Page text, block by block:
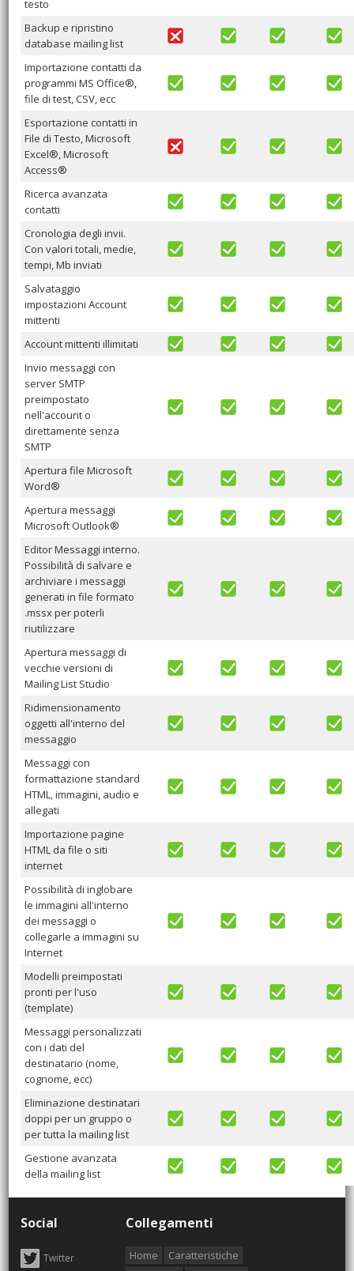
testo
Backup e ripristino
database mailing list
Importazione contatti da
programmi MS Office®,
file di test, CSV, ecc
Esportazione contatti in
File di Testo, Microsoft
Excel®, Microsoft
Access®
Ricerca avanzata
contatti
Cronologia degli invii.
Con valori totali, medie,
tempi, Mb inviati
Salvataggio
impostazioni Account
mittenti
Account mittenti illimitati
Invio messaggi con
server SMTP
preimpostato
nell'account o
direttamente senza
SMTP
Apertura file Microsoft
Word®
Apertura messaggi
Microsoft Outlook®
Editor Messaggi interno.
Possibilità di salvare e
archiviare i messaggi
generati in file formato
.mssx per poterli
riutilizzare
Apertura messaggi di
vecchie versioni di
Mailing List Studio
Ridimensionamento
oggetti all'interno del
messaggio
Messaggi con
formattazione standard
HTML, immagini, audio e
allegati
Importazione pagine
HTML da file o siti
internet
Possibilità di inglobare
le immagini all'interno
dei messaggi o
collegarle a immagini su
Internet
Modelli preimpostati
pronti per l'uso
(template)
Messaggi personalizzati
con i dati del
destinatario (nome,
cognome, ecc)
Eliminazione destinatari
doppi per un gruppo o
per tutta la mailing list
Gestione avanzata
della mailing list
Social
Twitter
Collegamenti
Home
Caratteristiche